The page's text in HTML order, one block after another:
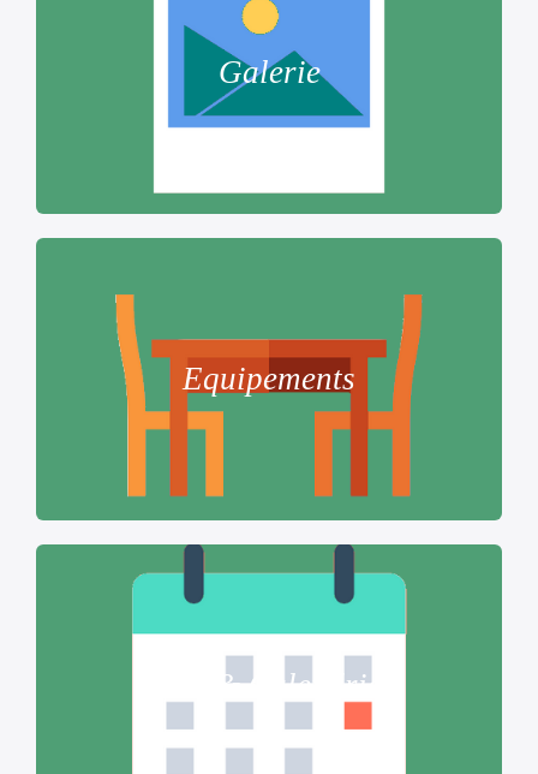
Galerie
Equipements
Tarif & Calendrier